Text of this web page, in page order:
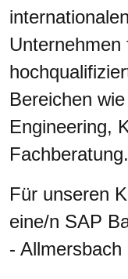
Unternehmen
Bereichen
Engineering,
Fachberatung.
Für unseren
eine/n SAP
- Allmersbach